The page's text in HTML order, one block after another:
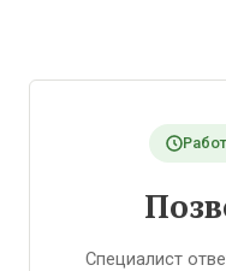
Специалист